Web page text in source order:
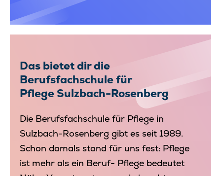
Pflegefachmann/-frau/-person
Pflegefachhelfer/-in
Schulleben
Kontakt
Das bietet dir die
Berufsfachschule für
Pflege Sulzbach-Rosenberg
Die Berufsfachschule für Pflege in
Sulzbach-Rosenberg gibt es seit 1989.
Schon damals stand für uns fest: Pflege
ist mehr als ein Beruf- Pflege bedeutet